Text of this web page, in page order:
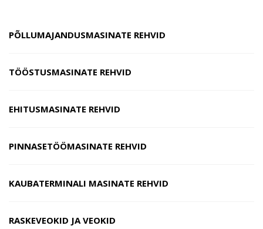
PÕLLUMAJANDUSMASINATE REHVID
TÖÖSTUSMASINATE REHVID
EHITUSMASINATE REHVID
PINNASETÖÖMASINATE REHVID
KAUBATERMINALI MASINATE REHVID
RASKEVEOKID JA VEOKID